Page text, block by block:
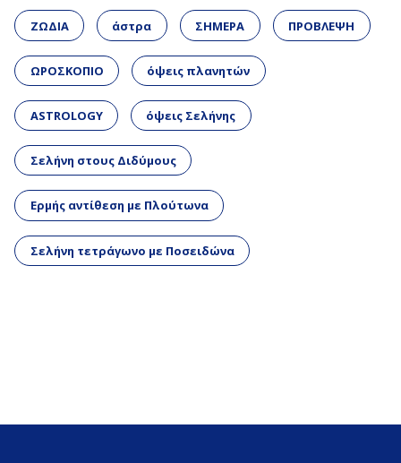
ΖΩΔΙΑ άστρα ΣΗΜΕΡΑ ΠΡΟΒΛΕΨΗ
ΩΡΟΣΚΟΠΙΟ όψεις πλανητών
ASTROLOGY όψεις Σελήνης
Σελήνη στους Διδύμους
Ερμής αντίθεση με Πλούτωνα
Σελήνη τετράγωνο με Ποσειδώνα